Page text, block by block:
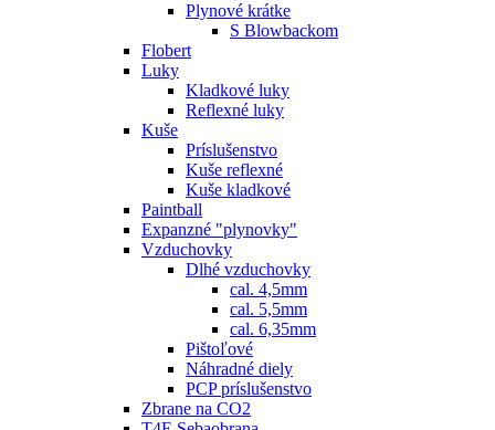
Plynové krátke
S Blowbackom
Flobert
Luky
Kladkové luky
Reflexné luky
Kuše
Príslušenstvo
Kuše reflexné
Kuše kladkové
Paintball
Expanzné "plynovky"
Vzduchovky
Dlhé vzduchovky
cal. 4,5mm
cal. 5,5mm
cal. 6,35mm
Pištoľové
Náhradné diely
PCP príslušenstvo
Zbrane na CO2